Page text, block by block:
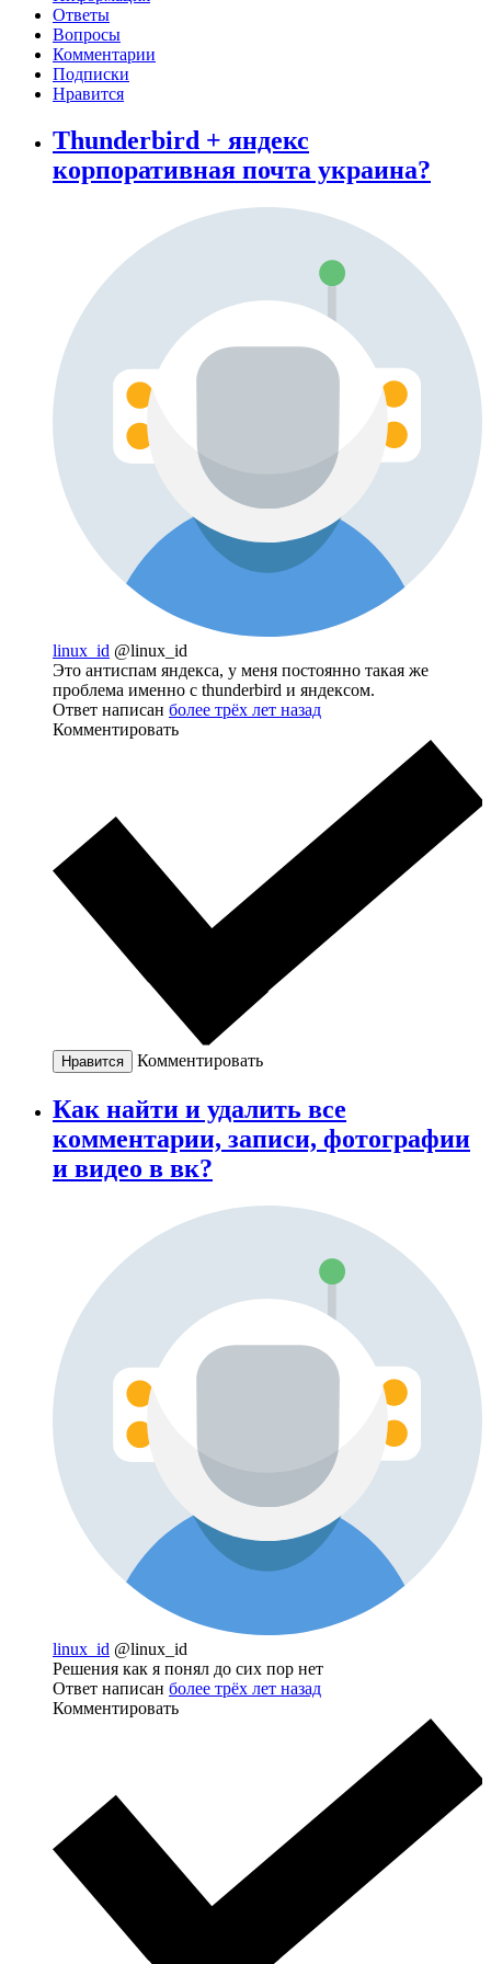
Ответы
Вопросы
Комментарии
Подписки
Нравится
Thunderbird + яндекс
корпоративная почта украина?
linux_id @linux_id
Это антиспам яндекса, у меня постоянно такая же
проблема именно с thunderbird и яндексом.
Ответ написан более трёх лет назад
Комментировать
Нравится Комментировать
Как найти и удалить все
комментарии, записи, фотографии
и видео в вк?
linux_id @linux_id
Решения как я понял до сих пор нет
Ответ написан более трёх лет назад
Комментировать